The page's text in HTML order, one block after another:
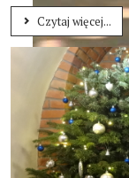
Czytaj więcej...